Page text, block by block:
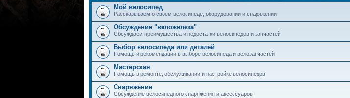
Мой велосипед
Рассказываем о своем велосипеде, оборудовании и снаряжении
Обсуждение "веложелеза"
Обсуждаем преимущества и недостатки велосипедов и запчастей
Выбор велосипеда или деталей
Помощь и рекомендации в выборе велосипеда и велозапчастей
Мастерская
Помощь в ремонте, обслуживании и настройке велосипедов
Снаряжение
Обсуждение велосипедного снаряжения и аксессуаров